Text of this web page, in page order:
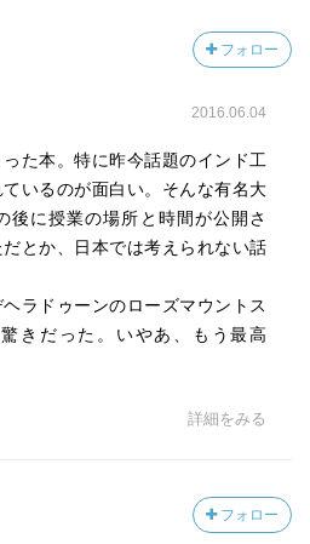
フォロー
2016.06.04
た本。特に昨今話題のインド工
いるのが面白い。そんな有名大
後に授業の場所と時間が公開さ
とか、日本では考えられない話
ラドゥーンのローズマウントス
きだった。いやあ、もう最高
詳細をみる
フォロー